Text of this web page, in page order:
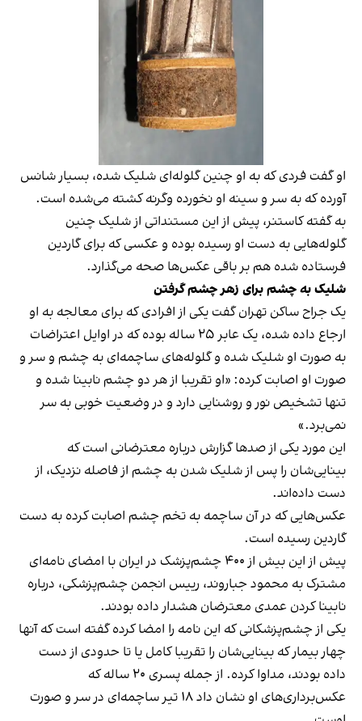
او گفت فردی که به او چنین گلوله‌ای شلیک شده، بسیار شانس
آورده که به سر و سینه او نخورده وگرنه کشته می‌شده است.
به گفته کاستنر، پیش‌ از این مستنداتی از شلیک چنین
گلوله‌هایی به دست او رسیده بوده و عکسی که برای گاردین
فرستاده شده هم بر باقی عکس‌ها صحه می‌گذارد.
شلیک به چشم برای زهر چشم گرفتن
یک جراح ساکن تهران گفت یکی از افرادی که برای معالجه به او
ارجاع داده شده، یک عابر ۲۵ ساله بوده که در اوایل اعتراضات
به صورت او شلیک شده و گلوله‌های ساچمه‌ای به چشم و سر و
صورت او اصابت کرده: «او تقریبا از هر دو چشم نابینا شده و
تنها تشخیص نور و روشنایی دارد و در وضعیت خوبی به سر
نمی‌برد.»
این مورد یکی از صدها گزارش درباره معترضانی است که
بینایی‌شان را پس از شلیک شدن به چشم از فاصله نزدیک، از
دست داده‌اند.
عکس‌هایی که در آن ساچمه به تخم چشم اصابت کرده به دست
گاردین رسیده است.
پیش‌ از این بیش از ۴۰۰ چشم‌پزشک در ایران با امضای نامه‌ای
مشترک به محمود جباروند، رییس انجمن چشم‌پزشکی، درباره
نابینا کردن عمدی معترضان هشدار داده‌ بودند.
یکی از چشم‌پزشکانی که این نامه را امضا کرده گفته است که آنها
چهار بیمار که بینایی‌شان را تقریبا کامل یا تا حدودی از دست
داده بودند، مداوا کرده. از جمله پسری ۲۰ ساله که
عکس‌برداری‌های او نشان داد ۱۸ تیر ساچمه‌ای در سر و صورت